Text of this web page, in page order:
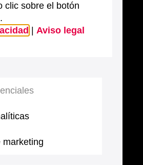
clic sobre el botón
Aviso legal
marketing